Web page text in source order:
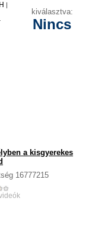
H |
kiválasztva:
Nincs
a kisgyerekes
16777215